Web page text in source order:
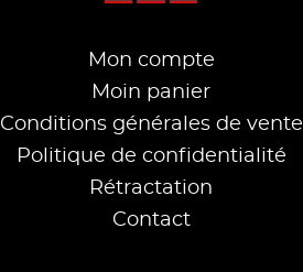
Mon compte
Moin panier
Conditions générales de vente
Politique de confidentialité
Rétractation
Contact